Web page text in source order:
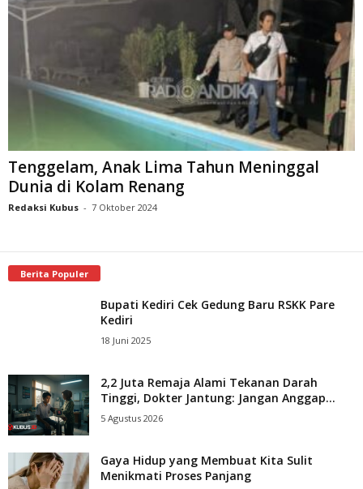
Tenggelam, Anak Lima Tahun Meninggal
Dunia di Kolam Renang
Redaksi Kubus - 7 Oktober 2024
Berita Populer
Bupati Kediri Cek Gedung Baru RSKK Pare
Kediri
18 Juni 2025
2,2 Juta Remaja Alami Tekanan Darah
Tinggi, Dokter Jantung: Jangan Anggap...
5 Agustus 2026
Gaya Hidup yang Membuat Kita Sulit
Menikmati Proses Panjang